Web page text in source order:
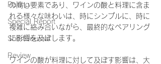
Pairing
Special Report
Short Journal
Review
の高い要素であり、ワインの酸と料理に含ま
れる様々な味わいは、時にシンプルに、時に
複雑に絡み合いながら、最終的なペアリング
に影響を及ぼします。
ワインの酸が料理に対して及ぼす影響は、大